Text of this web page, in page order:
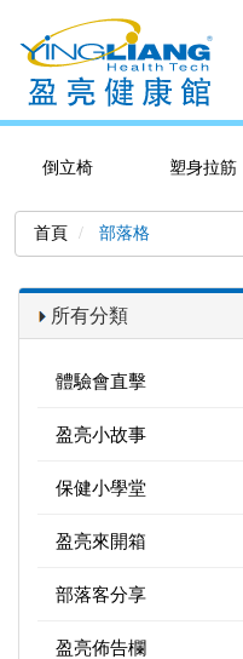
倒立椅
塑身拉筋
首頁 部落格
所有分類
體驗會直擊
盈亮小故事
保健小學堂
盈亮來開箱
部落客分享
盈亮佈告欄